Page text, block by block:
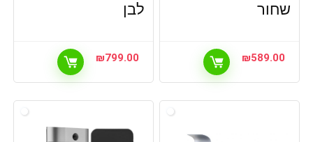
שחור
₪589.00
לבן
₪799.00